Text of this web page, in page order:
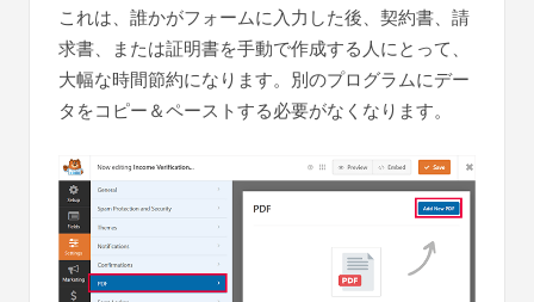
これは、誰かがフォームに入力した後、契約書、請
求書、または証明書を手動で作成する人にとって、
大幅な時間節約になります。別のプログラムにデー
タをコピー＆ペーストする必要がなくなります。